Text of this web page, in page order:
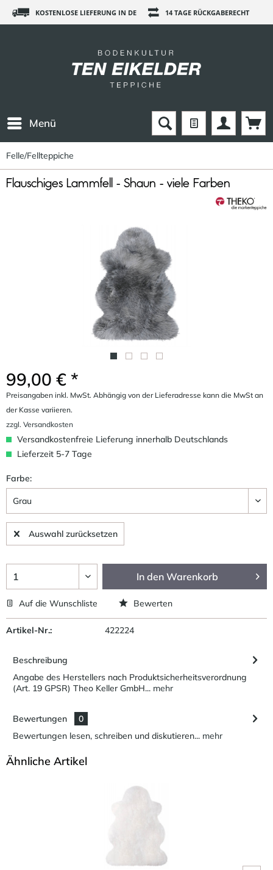
KOSTENLOSE LIEFERUNG IN DE 14 TAGE RÜCKGABERECHT
Menü
Felle/Fellteppiche
Flauschiges Lammfell - Shaun - viele Farben
99,00 € *
Preisangaben inkl. MwSt. Abhängig von der Lieferadresse kann die MwSt an
der Kasse variieren.
zzgl. Versandkosten
Versandkostenfreie Lieferung innerhalb Deutschlands
Lieferzeit 5-7 Tage
Farbe:
Auswahl zurücksetzen
In den Warenkorb
Auf die Wunschliste Bewerten
Artikel-Nr.: 422224
Beschreibung
Angabe des Herstellers nach Produktsicherheitsverordnung
(Art. 19 GPSR) Theo Keller GmbH... mehr
Bewertungen
0
Bewertungen lesen, schreiben und diskutieren... mehr
Ähnliche Artikel